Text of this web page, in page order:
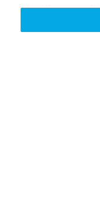
والإجراءات
سلامة المواطنين